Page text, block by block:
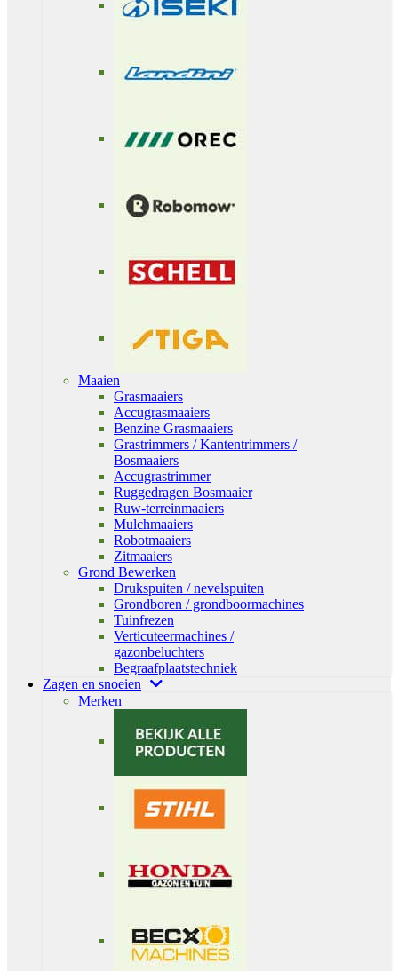
Maaien
Grasmaaiers
Accugrasmaaiers
Benzine Grasmaaiers
Grastrimmers / Kantentrimmers /
Bosmaaiers
Accugrastrimmer
Ruggedragen Bosmaaier
Ruw-terreinmaaiers
Mulchmaaiers
Robotmaaiers
Zitmaaiers
Grond Bewerken
Drukspuiten / nevelspuiten
Grondboren / grondboormachines
Tuinfrezen
Verticuteermachines /
gazonbeluchters
Begraafplaatstechniek
Zagen en snoeien
Merken